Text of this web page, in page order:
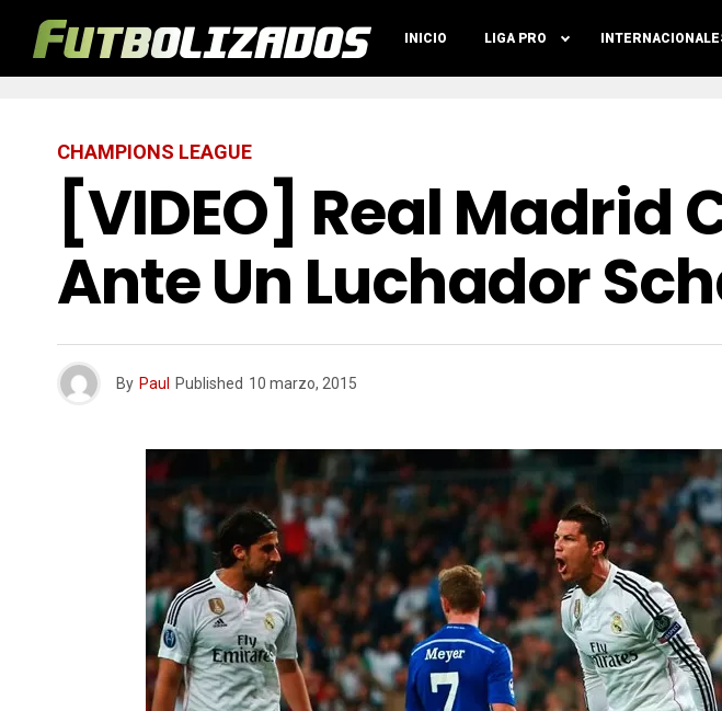
INICIO LIGA PRO
CHAMPIONS LEAGUE
[VIDEO] Real Madrid
Ante Un Luchador
By Paul Published 10 marzo, 2015